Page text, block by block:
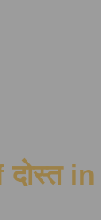
दोस्त